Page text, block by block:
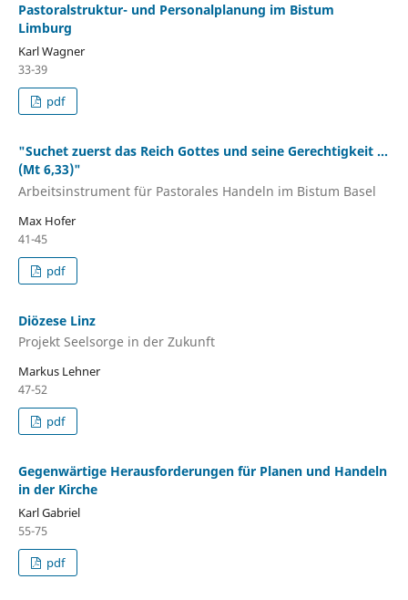
Pastoralstruktur- und Personalplanung im Bistum
Limburg
Karl Wagner
33-39
pdf
"Suchet zuerst das Reich Gottes und seine Gerechtigkeit ...
(Mt 6,33)"
Arbeitsinstrument für Pastorales Handeln im Bistum Basel
Max Hofer
41-45
pdf
Diözese Linz
Projekt Seelsorge in der Zukunft
Markus Lehner
47-52
pdf
Gegenwärtige Herausforderungen für Planen und Handeln
in der Kirche
Karl Gabriel
55-75
pdf